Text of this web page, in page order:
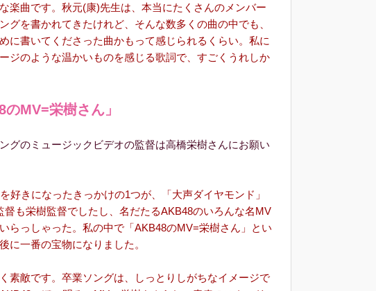
楽曲です。秋元(康)先生は、本当にたくさんのメンバー
グを書かれてきたけれど、そんな数多くの曲の中でも、
に書いてくださった曲かもって感じられるくらい。私に
ジのような温かいものを感じる歌詞で、すごくうれしか
のMV=栄樹さん」
のミュージックビデオの監督は高橋栄樹さんにお願い
好きになったきっかけの1つが、「大声ダイヤモンド」
督も栄樹監督でしたし、名だたるAKB48のいろんな名MV
らっしゃった。私の中で「AKB48のMV=栄樹さん」とい
に一番の宝物になりました。
素敵です。卒業ソングは、しっとりしがちなイメージで